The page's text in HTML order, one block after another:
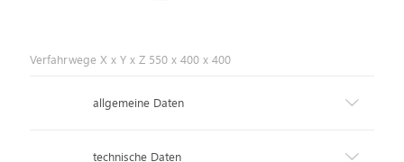
Verfahrwege X x Y x Z 550 x 400 x 400
allgemeine Daten
technische Daten